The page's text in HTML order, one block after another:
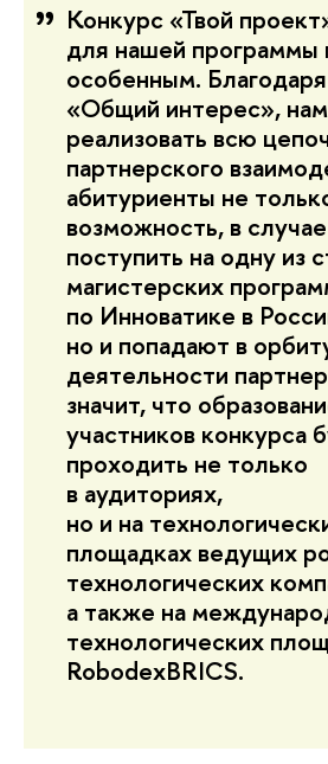
Конкурс «Твой
для нашей программы
особенным.
«Общий интерес»,
реализовать всю
партнерского
абитуриенты не
возможность, в
поступить на одну из
магистерских
по Инноватике в
но и попадают в
деятельности
значит, что
участников конкурса
проходить не только
в аудиториях,
но и на
площадках ведущих
технологических
а также на
технологических
RobodexBRICS.